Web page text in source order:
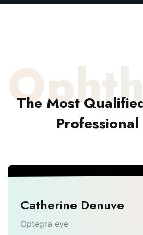
The Most
Catherine Denuve
Optegra eye